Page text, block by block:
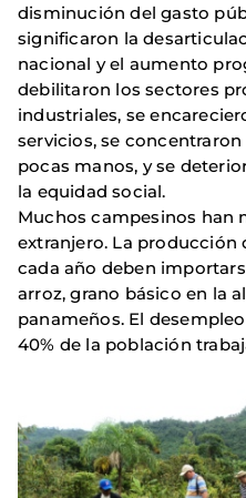
disminución del gasto
significaron la
nacional y el aumento
debilitaron los sectores
industriales, se
servicios, se
pocas manos, y se
la equidad social.
Muchos campesinos han
extranjero. La producción
cada año deben
arroz, grano básico en la
panameños. El
40% de la población